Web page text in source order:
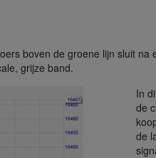
boven de groene lijn sluit na
grijze band.
In
de
de